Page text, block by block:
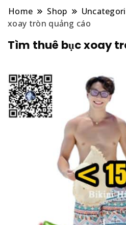
Home Shop
xoay tròn quảng cáo
Tìm thuê bục xoay